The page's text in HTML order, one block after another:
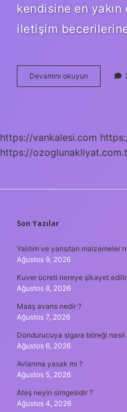
kendisine en
iletişim
Devamını okuyun
Evin
https://vankalesi.com
https://
SIDEBAR
Son Yazılar
Yalıtım ve yansıtan malzemeler
Ağustos 9, 2026
Kuver ücreti nereye şikayet
Ağustos 8, 2026
Maaş avans nedir ?
Ağustos 7, 2026
Dondurucuya sigara böreği nasıl
Ağustos 6, 2026
Avlanma yasak mı ?
Ağustos 5, 2026
Ateş neyin simgesidir ?
Ağustos 4, 2026